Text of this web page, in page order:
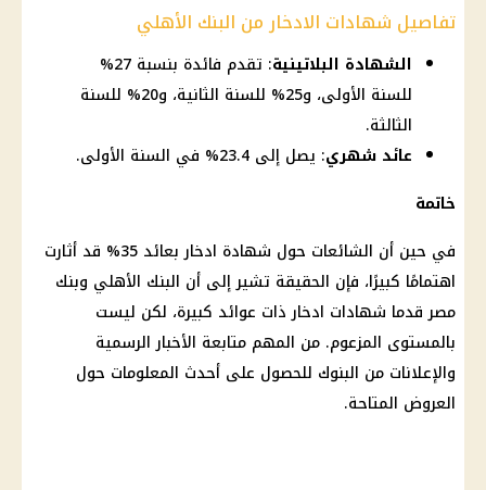
تفاصيل شهادات الادخار من البنك الأهلي
الشهادة البلاتينية
: تقدم فائدة بنسبة 27%
للسنة الأولى، و25% للسنة الثانية، و20% للسنة
الثالثة.
عائد شهري: يصل إلى 23.4% في السنة الأولى.
خاتمة
في حين أن الشائعات حول شهادة ادخار
بعائد 35% قد أثارت
اهتمامًا كبيرًا، فإن الحقيقة تشير إلى أن البنك الأهلي وبنك
مصر قدما شهادات ادخارذات عوائد كبيرة، لكن ليست
بالمستوى المزعوم. من المهم متابعة الأخبارالرسمية
والإعلانات من البنوك للحصول على أحدث المعلومات حول
العروض المتاحة.